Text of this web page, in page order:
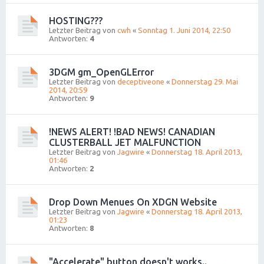
HOSTING???
Letzter Beitrag von cwh « Sonntag 1. Juni 2014, 22:50
Antworten: 4
3DGM gm_OpenGLError
Letzter Beitrag von deceptiveone « Donnerstag 29. Mai
2014, 20:59
Antworten: 9
!NEWS ALERT! !BAD NEWS! CANADIAN
CLUSTERBALL JET MALFUNCTION
Letzter Beitrag von Jagwire « Donnerstag 18. April 2013,
01:46
Antworten: 2
Drop Down Menues On XDGN Website
Letzter Beitrag von Jagwire « Donnerstag 18. April 2013,
01:23
Antworten: 8
"Accelerate" button doesn't works..